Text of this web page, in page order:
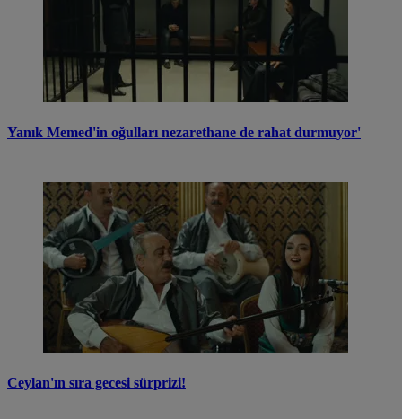
Yanık Memed'in oğulları nezarethane de rahat durmuyor'
Ceylan'ın sıra gecesi sürprizi!